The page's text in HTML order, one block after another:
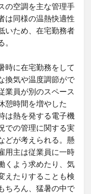
の空調を主な管理手
は同様の温熱快適性
いため、在宅勤務者
時に在宅勤務をして
換気や温度調節がで
業員が別のスペース
憩時間を増やした
は熱を発する電子機
での管理に関する実
どが考えられる。懸
用主は従業員に一時
くよう求めたり、気
えたりすることも検
ちろん、猛暑の中で